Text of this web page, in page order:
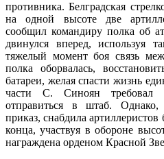
противника. Белградская
на одной высоте две
сообщил командиру полка об
двинулся вперед, используя
тяжелый момент боя связь
полка оборвалась,
батареи, желая спасти жизнь
части С. Синоян
отправиться в штаб. Однако,
приказ, снабдила
конца, участвуя в обороне
награждена орденом Красной